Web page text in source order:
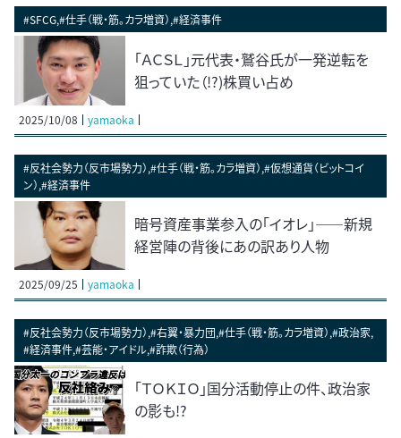
#SFCG,#仕手（戦・筋。カラ増資）,#経済事件
「ＡＣＳＬ」元代表・鷲谷氏が一発逆転を
狙っていた（!?)株買い占め
2025/10/08 yamaoka
#反社会勢力（反市場勢力）,#仕手（戦・筋。カラ増資）,#仮想通貨（ビットコイ
ン）,#経済事件
暗号資産事業参入の「イオレ」――新規
経営陣の背後にあの訳あり人物
2025/09/25 yamaoka
#反社会勢力（反市場勢力）,#右翼・暴力団,#仕手（戦・筋。カラ増資）,#政治家,
#経済事件,#芸能・アイドル,#詐欺（行為）
「ＴＯＫＩＯ」国分活動停止の件、政治家
の影も!?